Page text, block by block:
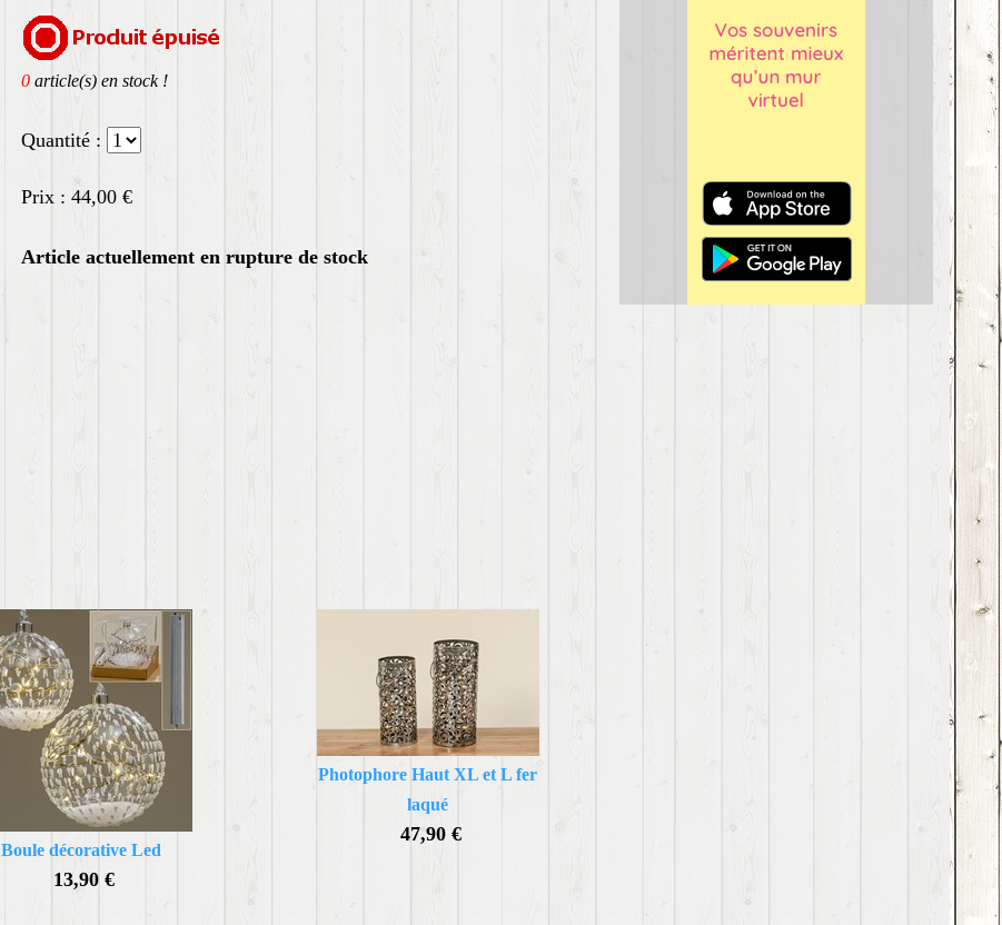
0 article(s) en stock !
Quantité :
Prix : 44,00 €
Article actuellement en rupture de stock
Boule décorative Led
13,90 €
Photophore Haut XL et L fer
laqué
47,90 €